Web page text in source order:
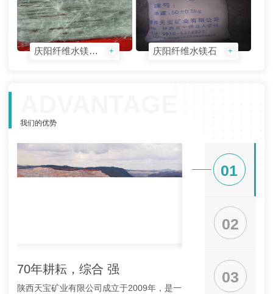
庆阳纤维水镁石手特Ⅱ + 庆阳纤维水镁石 +
我们的优势
01
02
03
70年耕耘，综合 强
陕西天宝矿业有限公司成立于2009年，是一
大型矿山，规模
公司矿山查明纤维水